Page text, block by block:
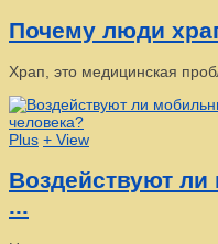
Почему люди
Храп, это медицинская
Plus + View
Воздействуют
...